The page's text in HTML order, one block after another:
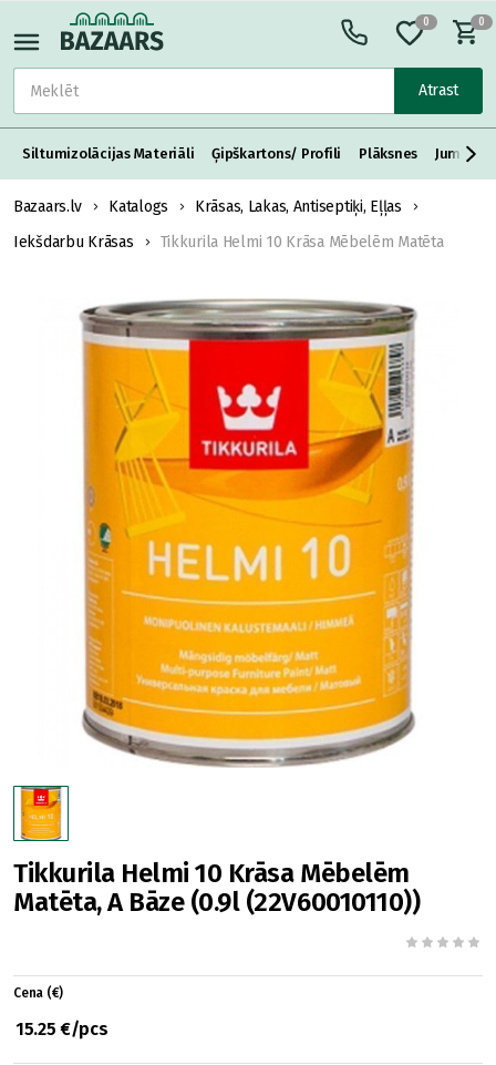
Atrast
0 0
Siltumizolācijas Materiāli Ģipškartons/ Profili Plāksnes Jumta
Bazaars.lv Katalogs
Krāsas, Lakas, Antiseptiķi, Eļļas
Iekšdarbu Krāsas
Tikkurila Helmi 10 Krāsa Mēbelēm Matēta
Tikkurila Helmi 10 Krāsa Mēbelēm
Matēta, A Bāze (0.9l (22V60010110))
Cena (€)
15.25 €/pcs